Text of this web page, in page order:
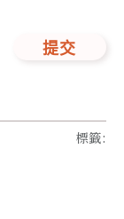
提交
標籤: